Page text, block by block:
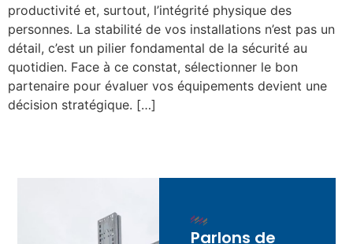
productivité et, surtout, l’intégrité physique des
personnes. La stabilité de vos installations n’est pas un
détail, c’est un pilier fondamental de la sécurité au
quotidien. Face à ce constat, sélectionner le bon
partenaire pour évaluer vos équipements devient une
décision stratégique. […]
Parlons de